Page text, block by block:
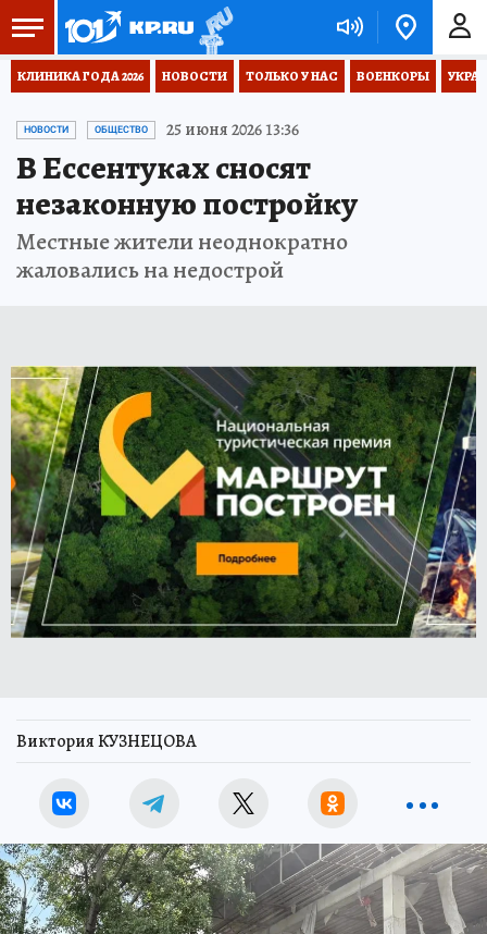
КЛИНИКА ГОДА 2026 НОВОСТИ ТОЛЬКО У НАС ВОЕНКОРЫ
НОВОСТИ ОБЩЕСТВО 25 июня 2026 13:36
В Ессентуках сносят
незаконную постройку
Местные жители неоднократно
жаловались на недострой
Виктория КУЗНЕЦОВА